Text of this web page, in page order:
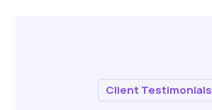
Client Testimonials